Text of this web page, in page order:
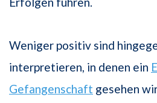
Weniger positiv sind
interpretieren, in denen ein
Gefangenschaft gesehen